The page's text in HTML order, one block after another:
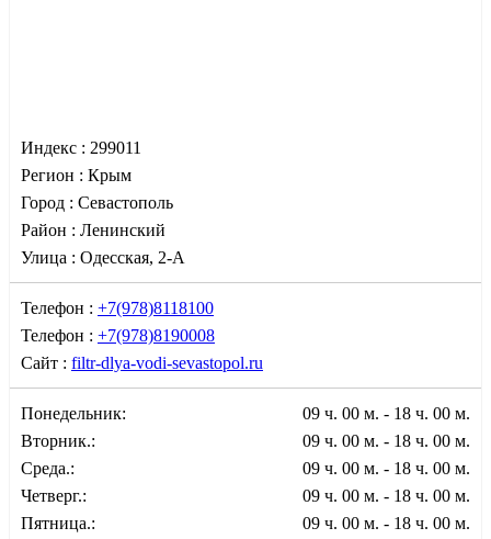
Индекс : 299011
Регион : Крым
Город : Севастополь
Район : Ленинский
Улица : Одесская, 2-А
Телефон : +7(978)8118100
Телефон : +7(978)8190008
Сайт : filtr-dlya-vodi-sevastopol.ru
Понедельник:
09 ч. 00 м. - 18 ч. 00 м.
Вторник.:
09 ч. 00 м. - 18 ч. 00 м.
Среда.:
09 ч. 00 м. - 18 ч. 00 м.
Четверг.:
09 ч. 00 м. - 18 ч. 00 м.
Пятница.:
09 ч. 00 м. - 18 ч. 00 м.